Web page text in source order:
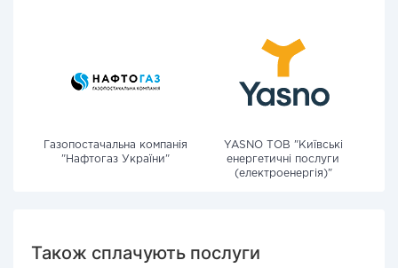
Газопостачальна компанія
"Нафтогаз України"
YASNO ТОВ "Київські
енергетичні послуги
(електроенергія)"
Також сплачують послуги